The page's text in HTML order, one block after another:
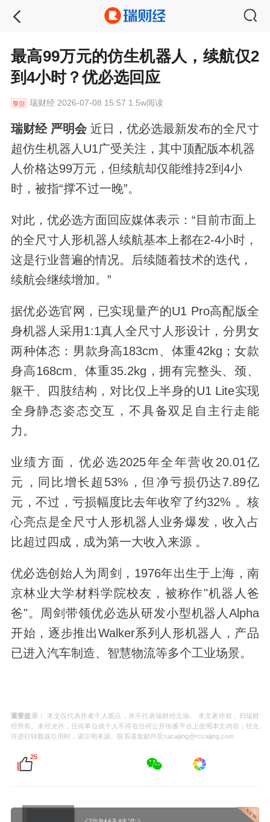
最高99万元的仿生机器人，续航仅2
到4小时？优必选回应
瑞财经2026-07-08 15:57 1.5w阅读
瑞财经 严明会 近日，优必选最新发布的全尺寸
超仿生机器人U1广受关注，其中顶配版本机器
人价格达99万元，但续航却仅能维持2到4小
时，被指“撑不过一晚”。
对此，优必选方面回应媒体表示：“目前市面上
的全尺寸人形机器人续航基本上都在2-4小时，
这是行业普遍的情况。后续随着技术的迭代，
续航会继续增加。”
据优必选官网，已实现量产的U1 Pro高配版全
身机器人采用1:1真人全尺寸人形设计，分男女
两种体态：男款身高183cm、体重42kg；女款
身高168cm、体重35.2kg，拥有完整头、颈、
躯干、四肢结构，对比仅上半身的U1 Lite实现
全身静态姿态交互，不具备双足自主行走能
力。
业绩方面，优必选2025年全年营收20.01亿
元‌，同比增长超53%，但‌净亏损仍达7.89亿
元‌，不过，亏损幅度比去年收窄了约32% 。核
心亮点是全尺寸人形机器人业务爆发，收入占
比超过四成，成为第一大收入来源 。‌‌
优必选创始人为‌周剑，1976年出生于上海，南
京林业大学材料学院校友，被称作"机器人爸
爸"。周剑带领优必选从研发小型机器人Alpha
开始，逐步推出Walker系列人形机器人，产品
已进入汽车制造、智慧物流等多个工业场景。‌‌‌
重要提示：
本文仅代表作者个人观点，并不代表瑞财经立场。 本文著作权，归瑞财
经所有。未经允许，任何单位或个人不得在任何公开传播平台上使用本文内容；经允
许进行转载或引用时，请注明来源。联系请发邮件至ruicaijing@rccaijing.com
25